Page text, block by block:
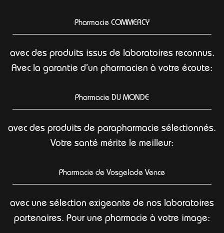
Pharmacie COMMERCY
avec des produits issus de laboratoires reconnus.
Avec la garantie d’un pharmacien à votre écoute:
Pharmacie DU MONDE
avec des produits de parapharmacie sélectionnés.
Votre santé mérite le meilleur:
Pharmacie de Vosgelade Vence
avec une sélection exigeante de nos laboratoires
partenaires. Pour une pharmacie à votre image: